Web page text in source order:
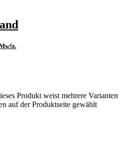
Produkt weist mehrere Varianten
auf der Produktseite gewählt